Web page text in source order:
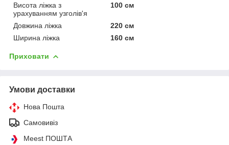
Висота ліжка з
урахуванням узголів'я
100 см
Довжина ліжка
220 см
Ширина ліжка
160 см
Приховати
Умови доставки
Нова Пошта
Самовивіз
Meest ПОШТА